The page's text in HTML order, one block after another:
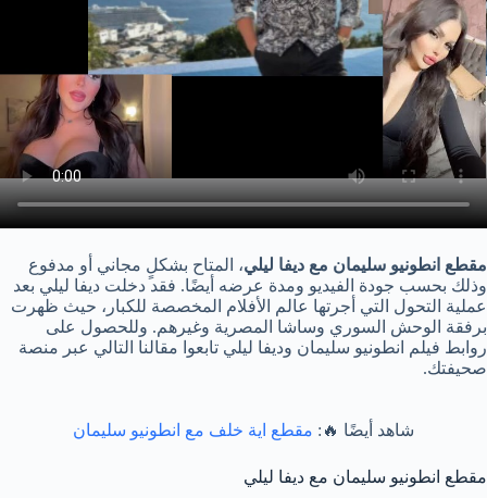
مقطع انطونيو سليمان مع ديفا ليلي، المتاح بشكلٍ مجاني أو مدفوع
وذلك بحسب جودة الفيديو ومدة عرضه أيضًا. فقد دخلت ديفا ليلي بعد
عملية التحول التي أجرتها عالم الأفلام المخصصة للكبار، حيث ظهرت
برفقة الوحش السوري وساشا المصرية وغيرهم. وللحصول على
روابط فيلم انطونيو سليمان وديفا ليلي تابعوا مقالنا التالي عبر منصة
صحيفتك.
شاهد أيضًا 🔥: مقطع اية خلف مع انطونيو سليمان
مقطع انطونيو سليمان مع ديفا ليلي